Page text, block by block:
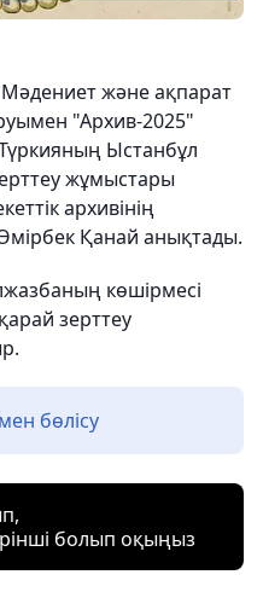
және ақпарат
"Архив-2025"
Ыстанбұл
жұмыстары
архивінің
Қанай анықтады.
көшірмесі
зерттеу
бөлісу
болып оқыңыз